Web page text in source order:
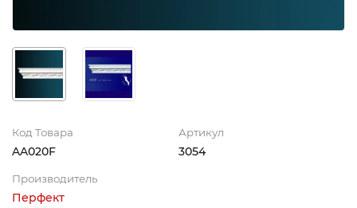
Код Товара
AA020F
Артикул
3054
Производитель
Перфект